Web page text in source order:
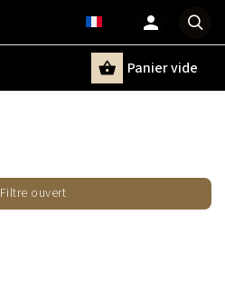
Panier vide
Filtre ouvert